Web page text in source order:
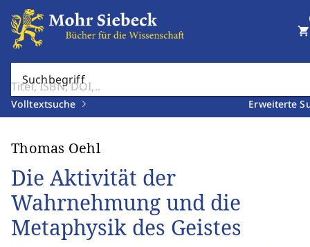
Suchbegriff
Volltextsuche Erweiterte
shopping_cart
Thomas Oehl
Die Aktivität der
Wahrnehmung und die
Metaphysik des Geistes